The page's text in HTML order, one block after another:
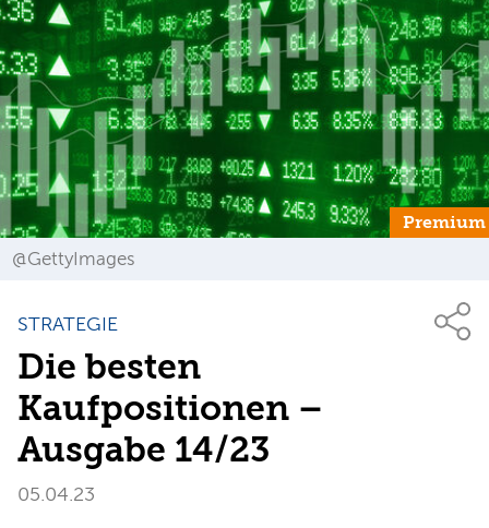
Premium
@GettyImages
STRATEGIE
Die besten
Kaufpositionen –
Ausgabe 14/23
05.04.23
Anmelden